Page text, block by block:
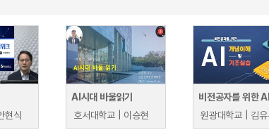
현식
AI시대 바울읽기
호서대학교 | 이승현
원광대학교 | 김